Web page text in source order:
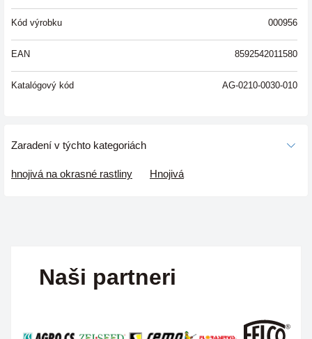
Kód výrobku 000956
EAN 8592542011580
Katalógový kód AG-0210-0030-010
Zaradení v týchto kategoriách
hnojivá na okrasné rastliny Hnojivá
Naši partneri